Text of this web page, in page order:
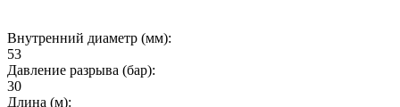
Внутренний диаметр (мм):
53
Давление разрыва (бар):
30
Длина (м):